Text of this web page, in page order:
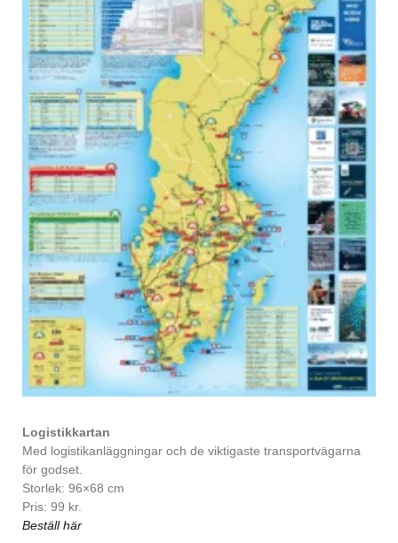
Logistikkartan
Med logistikanläggningar och de viktigaste transportvägarna
för godset.
Storlek: 96×68 cm
Pris: 99 kr.
Beställ här